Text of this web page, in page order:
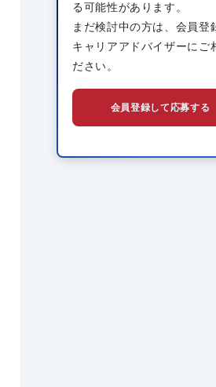
る可能性があります。
まだ検討中の方は、会員登
キャリアアドバイザーにご
ださい。
会員登録して応募する